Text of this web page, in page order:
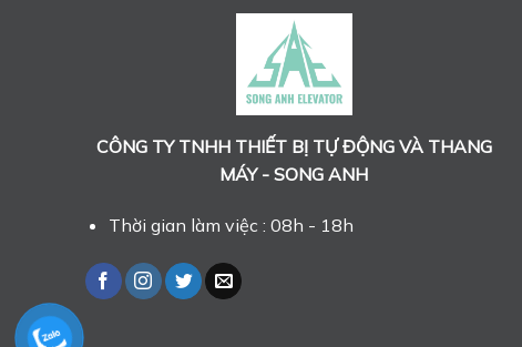
CÔNG TY TNHH THIẾT BỊ TỰ ĐỘNG VÀ THANG
MÁY - SONG ANH
Thời gian làm việc : 08h - 18h